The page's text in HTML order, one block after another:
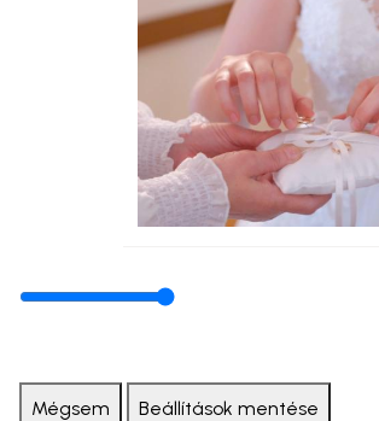
Mégsem Beállítások mentése